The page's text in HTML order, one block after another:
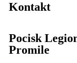
Kontakt
Pocisk
Promile